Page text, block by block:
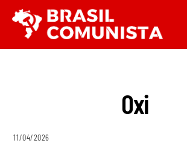
para
o
Oxi
11/04/2026